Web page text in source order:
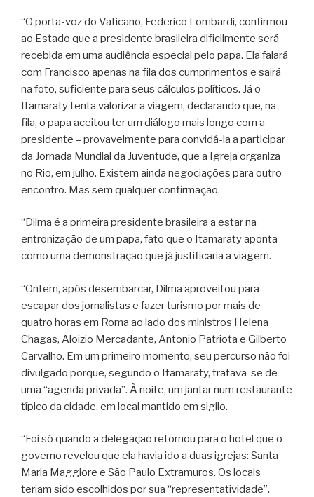
“O porta-voz do Vaticano, Federico Lombardi, confirmou
ao Estado que a presidente brasileira dificilmente será
recebida em uma audiência especial pelo papa. Ela falará
com Francisco apenas na fila dos cumprimentos e sairá
na foto, suficiente para seus cálculos políticos. Já o
Itamaraty tenta valorizar a viagem, declarando que, na
fila, o papa aceitou ter um diálogo mais longo com a
presidente – provavelmente para convidá-la a participar
da Jornada Mundial da Juventude, que a Igreja organiza
no Rio, em julho. Existem ainda negociações para outro
encontro. Mas sem qualquer confirmação.
“Dilma é a primeira presidente brasileira a estar na
entronização de um papa, fato que o Itamaraty aponta
como uma demonstração que já justificaria a viagem.
“Ontem, após desembarcar, Dilma aproveitou para
escapar dos jornalistas e fazer turismo por mais de
quatro horas em Roma ao lado dos ministros Helena
Chagas, Aloizio Mercadante, Antonio Patriota e Gilberto
Carvalho. Em um primeiro momento, seu percurso não foi
divulgado porque, segundo o Itamaraty, tratava-se de
uma “agenda privada”. À noite, um jantar num restaurante
típico da cidade, em local mantido em sigilo.
“Foi só quando a delegação retornou para o hotel que o
governo revelou que ela havia ido a duas igrejas: Santa
Maria Maggiore e São Paulo Extramuros. Os locais
teriam sido escolhidos por sua “representatividade”.